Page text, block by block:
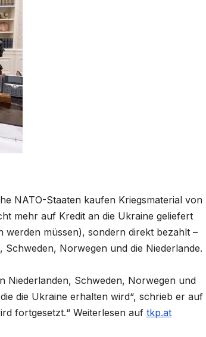
NATO-Staaten kaufen Kriegsmaterial von
mehr auf Kredit an die Ukraine geliefert
müssen), sondern direkt bezahlt –
Norwegen und die Niederlande.
Niederlanden, Schweden, Norwegen und
die Ukraine erhalten wird“, schrieb er auf
fortgesetzt.“ Weiterlesen auf tkp.at